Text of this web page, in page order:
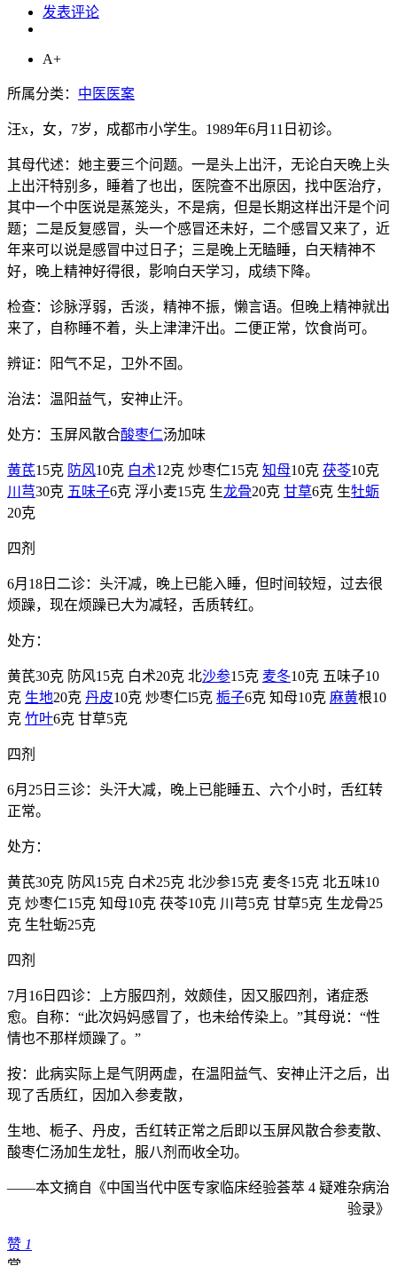
发表评论
A+
所属分类： 中医医案
汪x，女，7岁，成都市小学生。1989年6月11日初诊。
其母代述：她主要三个问题。一是头上出汗，无论白天晚上头
上出汗特别多，睡着了也出，医院查不出原因，找中医治疗，
其中一个中医说是蒸笼头，不是病，但是长期这样出汗是个问
题；二是反复感冒，头一个感冒还未好，二个感冒又来了，近
年来可以说是感冒中过日子；三是晚上无瞌睡，白天精神不
好，晚上精神好得很，影响白天学习，成绩下降。
检查：诊脉浮弱，舌淡，精神不振，懒言语。但晚上精神就出
来了，自称睡不着，头上津津汗出。二便正常，饮食尚可。
辨证：阳气不足，卫外不固。
治法：温阳益气，安神止汗。
处方：玉屏风散合酸枣仁汤加味
黄芪15克 防风10克 白术12克 炒枣仁15克 知母10克 茯苓10克
川芎30克 五味子6克 浮小麦15克 生龙骨20克 甘草6克 生牡蛎
20克
四剂
6月18日二诊：头汗减，晚上已能入睡，但时间较短，过去很
烦躁，现在烦躁已大为减轻，舌质转红。
处方：
黄芪30克 防风15克 白术20克 北沙参15克 麦冬10克 五味子10
克 生地20克 丹皮10克 炒枣仁l5克 栀子6克 知母10克 麻黄根10
克 竹叶6克 甘草5克
四剂
6月25日三诊：头汗大减，晚上已能睡五、六个小时，舌红转
正常。
处方：
黄芪30克 防风15克 白术25克 北沙参15克 麦冬15克 北五味10
克 炒枣仁15克 知母10克 茯苓10克 川芎5克 甘草5克 生龙骨25
克 生牡蛎25克
四剂
7月16日四诊：上方服四剂，效颇佳，因又服四剂，诸症悉
愈。自称：“此次妈妈感冒了，也未给传染上。”其母说：“性
情也不那样烦躁了。”
按：此病实际上是气阴两虚，在温阳益气、安神止汗之后，出
现了舌质红，因加入参麦散，
生地、栀子、丹皮，舌红转正常之后即以玉屏风散合参麦散、
酸枣仁汤加生龙牡，服八剂而收全功。
——本文摘自《中国当代中医专家临床经验荟萃 4 疑难杂病治
验录》
赞 1